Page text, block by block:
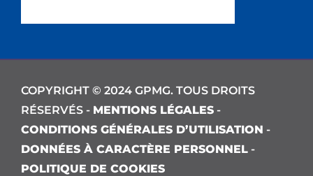
COPYRIGHT © 2024 GPMG. TOUS DROITS
RÉSERVÉS - MENTIONS LÉGALES -
CONDITIONS GÉNÉRALES D’UTILISATION -
DONNÉES À CARACTÈRE PERSONNEL -
POLITIQUE DE COOKIES